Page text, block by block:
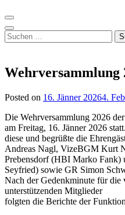
Suchen
nach:
Wehrversammlung
Posted on 16. Jänner 20264.
Die Wehrversammlung 2026
am Freitag, 16. Jänner 2026
diese und begrüßte die
Andreas Nagl, VizeBGM Kurt
Prebensdorf (HBI Marko
Seyfried) sowie GR Simon
Nach der Gedenkminute für die
unterstützenden Mitglieder
folgten die Berichte der